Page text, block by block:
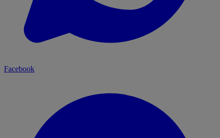
Facebook